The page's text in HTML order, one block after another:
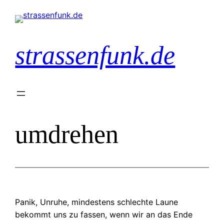
Inhalt
strassenfunk.de
umdrehen
Panik, Unruhe, mindestens schlechte Laune
bekommt uns zu fassen, wenn wir an das Ende